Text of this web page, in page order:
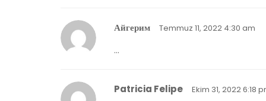
Айгерим Temmuz 11, 2022 4:30 am
…
Patricia Felipe Ekim 31, 2022 6:18